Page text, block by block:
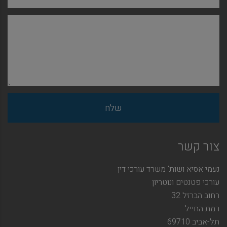
צור קשר
נעמי אסיא ושות' משרד עורכי דין
עורכי פטנטים ונוטריון
רחוב הברזל 32
רמת החייל
תל-אביב 69710